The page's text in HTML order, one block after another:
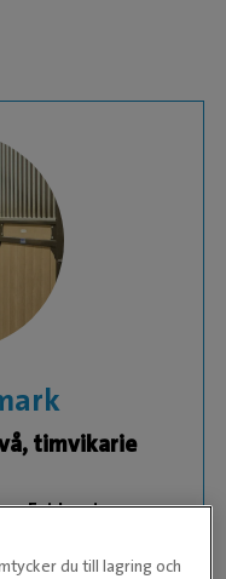
timvikarie
Evidensia
oss somdu till lagring och